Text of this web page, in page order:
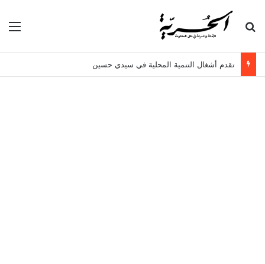
بحث عن
تقدم أشغال التنمية المحلية في سيدي حسين